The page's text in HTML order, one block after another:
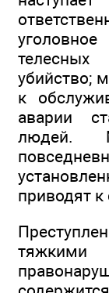
убийство;
к
аварии
людей.
приводят